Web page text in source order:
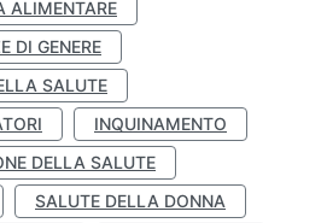
ALIMENTARE
DI GENERE
SALUTE
INQUINAMENTO
DELLA SALUTE
SALUTE DELLA DONNA